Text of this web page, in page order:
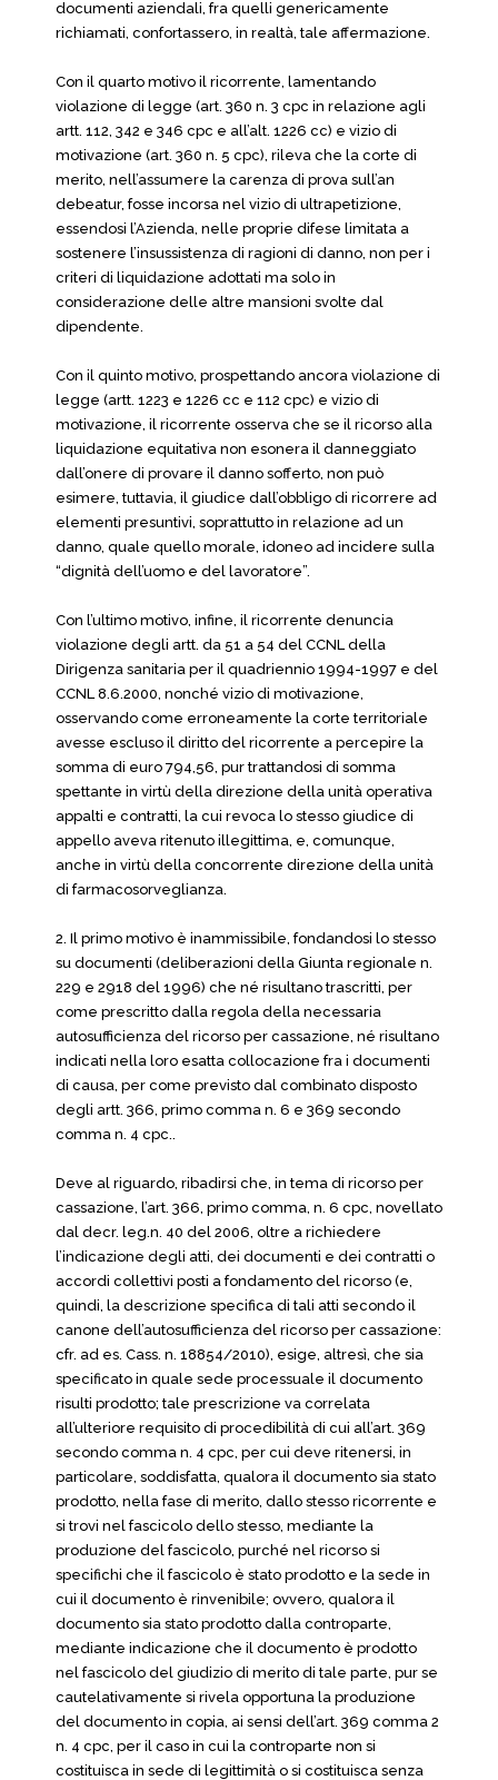
documenti aziendali, fra quelli genericamente
richiamati, confortassero, in realtà, tale affermazione.
Con il quarto motivo il ricorrente, lamentando
violazione di legge (art. 360 n. 3 cpc in relazione agli
artt. 112, 342 e 346 cpc e all’alt. 1226 cc) e vizio di
motivazione (art. 360 n. 5 cpc), rileva che la corte di
merito, nell’assumere la carenza di prova sull’an
debeatur, fosse incorsa nel vizio di ultrapetizione,
essendosi l’Azienda, nelle proprie difese limitata a
sostenere l’insussistenza di ragioni di danno, non per i
criteri di liquidazione adottati ma solo in
considerazione delle altre mansioni svolte dal
dipendente.
Con il quinto motivo, prospettando ancora violazione di
legge (artt. 1223 e 1226 cc e 112 cpc) e vizio di
motivazione, il ricorrente osserva che se il ricorso alla
liquidazione equitativa non esonera il danneggiato
dall’onere di provare il danno sofferto, non può
esimere, tuttavia, il giudice dall’obbligo di ricorrere ad
elementi presuntivi, soprattutto in relazione ad un
danno, quale quello morale, idoneo ad incidere sulla
“dignità dell’uomo e del lavoratore”.
Con l’ultimo motivo, infine, il ricorrente denuncia
violazione degli artt. da 51 a 54 del CCNL della
Dirigenza sanitaria per il quadriennio 1994-1997 e del
CCNL 8.6.2000, nonché vizio di motivazione,
osservando come erroneamente la corte territoriale
avesse escluso il diritto del ricorrente a percepire la
somma di euro 794,56, pur trattandosi di somma
spettante in virtù della direzione della unità operativa
appalti e contratti, la cui revoca lo stesso giudice di
appello aveva ritenuto illegittima, e, comunque,
anche in virtù della concorrente direzione della unità
di farmacosorveglianza.
2. Il primo motivo è inammissibile, fondandosi lo stesso
su documenti (deliberazioni della Giunta regionale n.
229 e 2918 del 1996) che né risultano trascritti, per
come prescritto dalla regola della necessaria
autosufficienza del ricorso per cassazione, né risultano
indicati nella loro esatta collocazione fra i documenti
di causa, per come previsto dal combinato disposto
degli artt. 366, primo comma n. 6 e 369 secondo
comma n. 4 cpc..
Deve al riguardo, ribadirsi che, in tema di ricorso per
cassazione, l’art. 366, primo comma, n. 6 cpc, novellato
dal decr. leg.n. 40 del 2006, oltre a richiedere
l’indicazione degli atti, dei documenti e dei contratti o
accordi collettivi posti a fondamento del ricorso (e,
quindi, la descrizione specifica di tali atti secondo il
canone dell’autosufficienza del ricorso per cassazione:
cfr. ad es. Cass. n. 18854/2010), esige, altresì, che sia
specificato in quale sede processuale il documento
risulti prodotto; tale prescrizione va correlata
all’ulteriore requisito di procedibilità di cui all’art. 369
secondo comma n. 4 cpc, per cui deve ritenersi, in
particolare, soddisfatta, qualora il documento sia stato
prodotto, nella fase di merito, dallo stesso ricorrente e
si trovi nel fascicolo dello stesso, mediante la
produzione del fascicolo, purché nel ricorso si
specifichi che il fascicolo è stato prodotto e la sede in
cui il documento è rinvenibile; ovvero, qualora il
documento sia stato prodotto dalla controparte,
mediante indicazione che il documento è prodotto
nel fascicolo del giudizio di merito di tale parte, pur se
cautelativamente si rivela opportuna la produzione
del documento in copia, ai sensi dell’art. 369 comma 2
n. 4 cpc, per il caso in cui la controparte non si
costituisca in sede di legittimità o si costituisca senza